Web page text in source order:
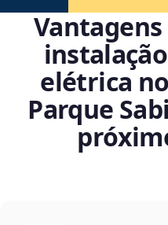
elétrica
Parque